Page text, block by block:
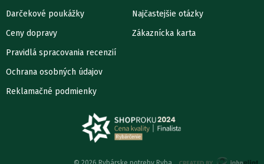
Darčekové poukážky
Ceny dopravy
Pravidlá spracovania recenzií
Ochrana osobných údajov
Reklamačné podmienky
Najčastejšie otázky
Zákaznícka karta